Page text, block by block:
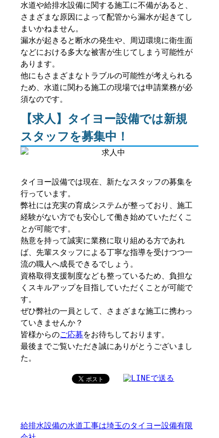
水道や給排水設備に関する施工に不備があると、
さまざまな原因によって配管から漏水が起きてし
まいかねません。
漏水が起きると断水の発生や、周辺環境に衛生面
などにおける多大な被害が生じてしまう可能性が
あります。
他にもさまざまなトラブルの可能性が考えられる
ため、水道に関わる施工の現場では申請業務が必
須なのです。
【求人】タイヨー設備では新規
スタッフを募集中！
タイヨー設備では現在、新たなスタッフの募集を
行っています。
弊社には充実の育成システムが整っており、施工
経験がない方でも安心して働き始めていただくこ
とが可能です。
熱意を持って誠実に業務に取り組める方であれ
ば、先輩スタッフによる丁寧な指導を受けつつ一
流の職人へ成長できるでしょう。
資格取得支援制度なども整っているため、負担な
くスキルアップを目指していただくことが可能で
す。
ぜひ弊社の一員として、さまざまな施工に携わっ
ていきませんか？
皆様からのご応募をお待ちしております。
最後までご覧いただき誠にありがとうございまし
た。
給排水設備の水道工事は埼玉のタイヨー設備有限